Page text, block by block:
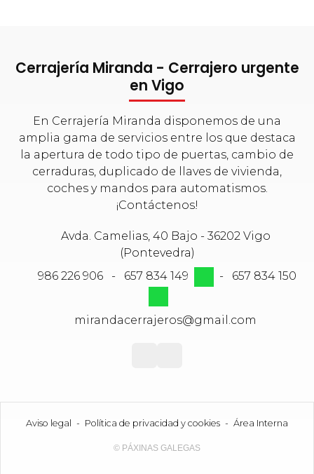
Cerrajería Miranda - Cerrajero urgente
en Vigo
En Cerrajería Miranda disponemos de una
amplia gama de servicios entre los que destaca
la apertura de todo tipo de puertas, cambio de
cerraduras, duplicado de llaves de vivienda,
coches y mandos para automatismos.
¡Contáctenos!
Avda. Camelias, 40 Bajo - 36202 Vigo
(Pontevedra)
986 226 906
- 657 834 149 - 657 834 150
mirandacerrajeros@gmail.com
Aviso legal - Política de privacidad y cookies - Área Interna
© PÁXINAS GALEGAS